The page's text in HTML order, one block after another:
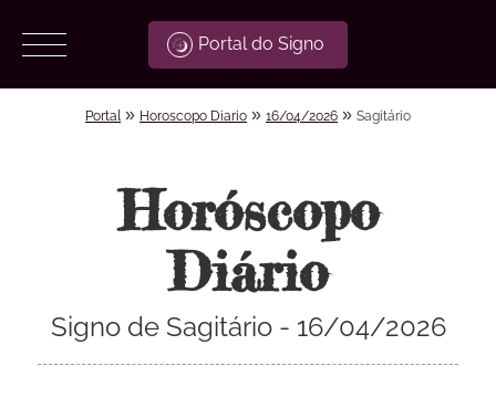
Portal do Signo
Portal » Horoscopo Diario » 16/04/2026 » Sagitário
Horóscopo
Diário
Signo de Sagitário - 16/04/2026